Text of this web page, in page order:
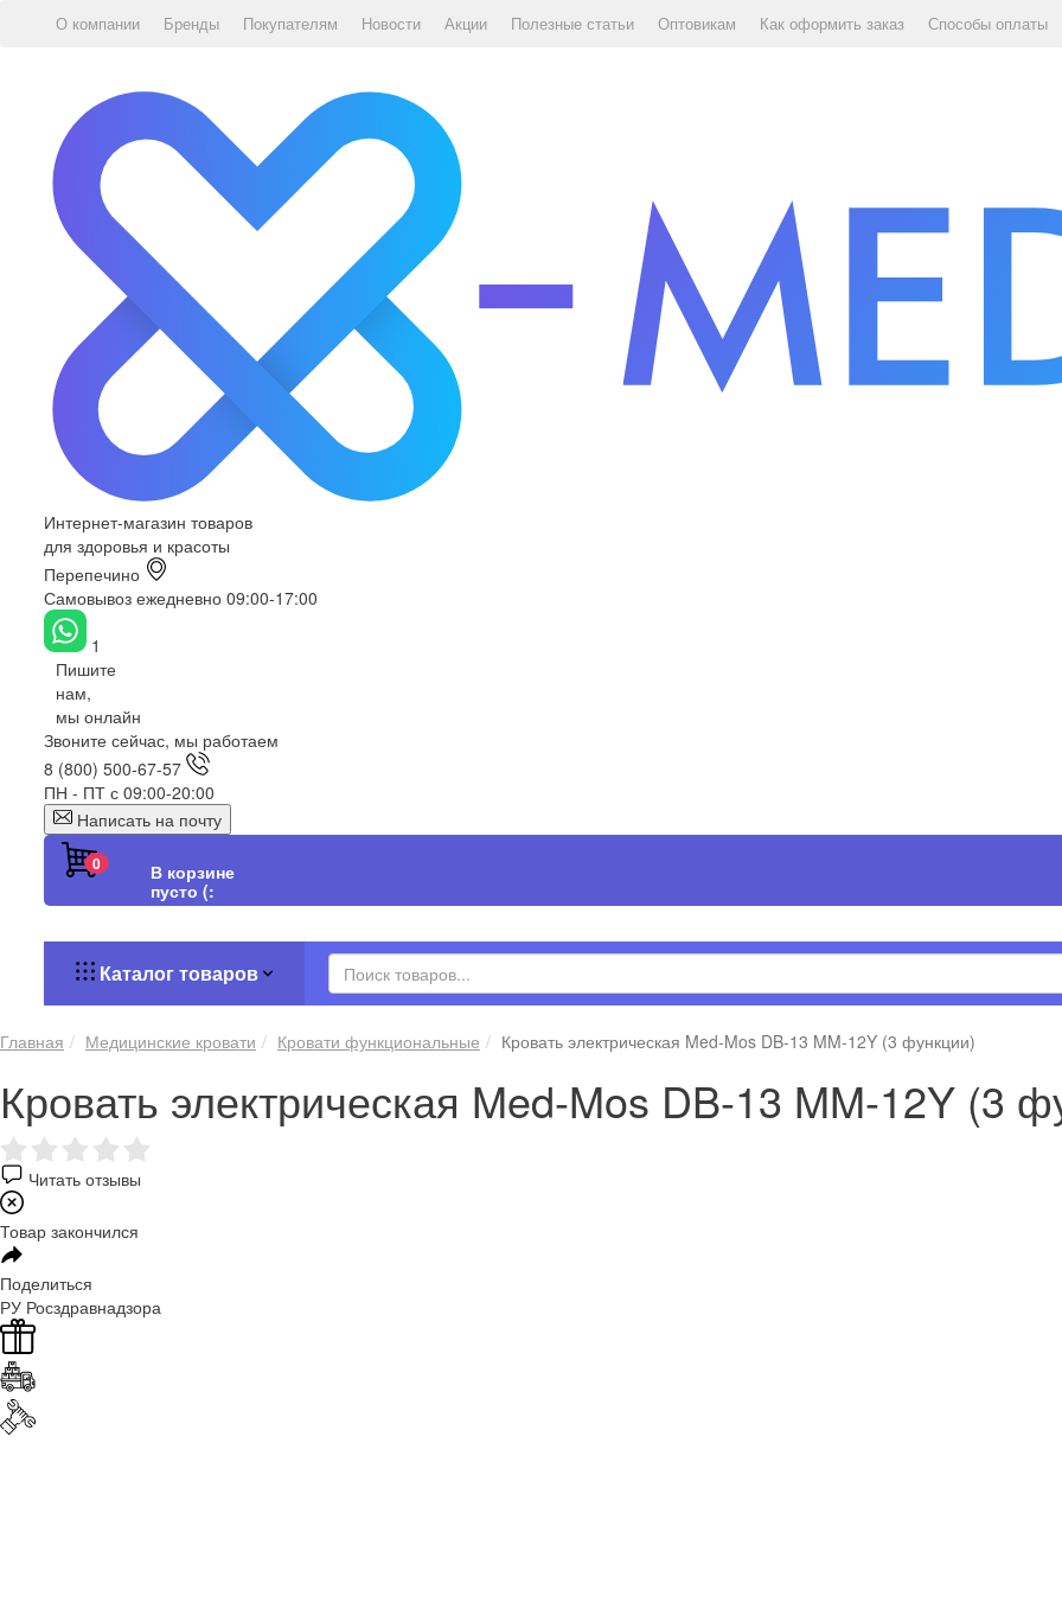
О компании Бренды Покупателям Новости Акции Полезные статьи Оптовикам Как оформить заказ Способы оплаты
Интернет-магазин товаров
для здоровья и красоты
Перепечино
Самовывоз ежедневно 09:00-17:00
1
Пишите
нам,
мы онлайн
Звоните сейчас, мы работаем
8 (800) 500-67-57
ПН - ПТ с 09:00-20:00
Написать на почту
0
В корзине
пусто (:
Каталог товаров
Главная Медицинские кровати Кровати функциональные Кровать электрическая Med-Mos DB-13 MM-12Y (3 функции)
Кровать электрическая Med-Mos DB-13 MM-12Y (3
Читать отзывы
Товар закончился
Поделиться
РУ Росздравнадзора